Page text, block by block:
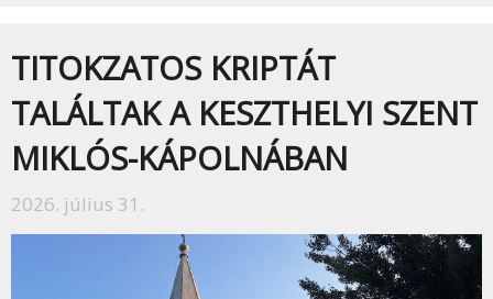
TITOKZATOS KRIPTÁT
TALÁLTAK A KESZTHELYI SZENT
MIKLÓS-KÁPOLNÁBAN
2026. július 31.